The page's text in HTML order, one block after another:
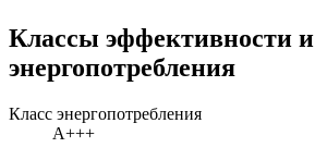
Классы эффективности и
энергопотребления
Класс энергопотребления
A+++